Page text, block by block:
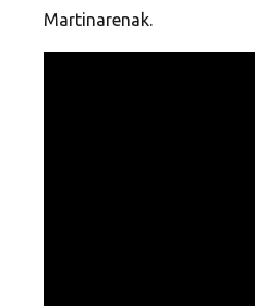
Martinarenak.